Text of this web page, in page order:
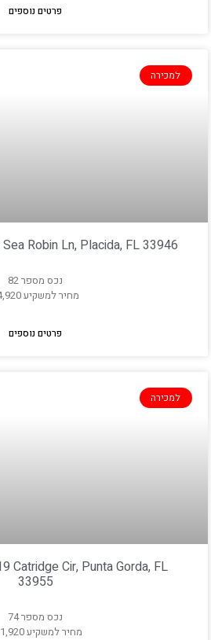
פרטים נוספים
למכירה
Robin Ln, Placida, FL 33946
נכס מספר 82
מחיר למשקיע 24,920
פרטים נוספים
למכירה
Catridge Cir, Punta Gorda, FL
33955
נכס מספר 74
מחיר למשקיע $11,920